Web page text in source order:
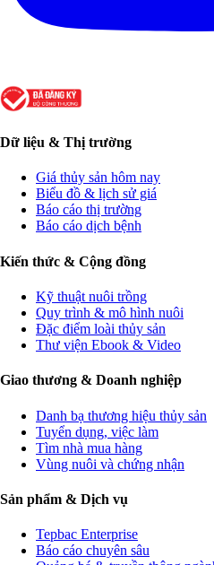
Dữ liệu & Thị trường
Giá thủy sản hôm nay
Biểu đồ & lịch sử giá
Báo cáo thị trường
Báo cáo dịch bệnh
Kiến thức & Cộng đồng
Kỹ thuật nuôi trồng
Quy trình & mô hình nuôi
Đặc điểm loài thủy sản
Thư viện Ebook & Video
Giao thương & Doanh nghiệp
Danh bạ thương hiệu thủy sản
Tuyển dụng, việc làm
Tìm nhà mua hàng
Vùng nuôi và chứng nhận
Sản phẩm & Dịch vụ
Tepbac Enterprise
Báo cáo chuyên sâu